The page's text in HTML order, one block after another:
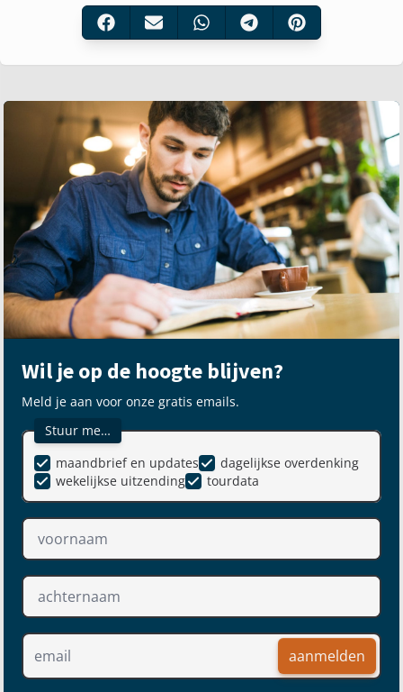
Wil je op de hoogte blijven?
Meld je aan voor onze gratis emails.
Stuur me…
maandbrief en updates
dagelijkse overdenking
wekelijkse uitzending
tourdata
aanmelden